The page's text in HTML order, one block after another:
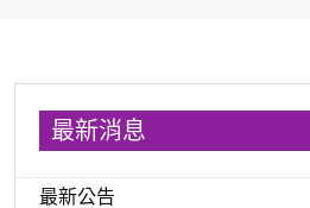
最新消息
最新公告